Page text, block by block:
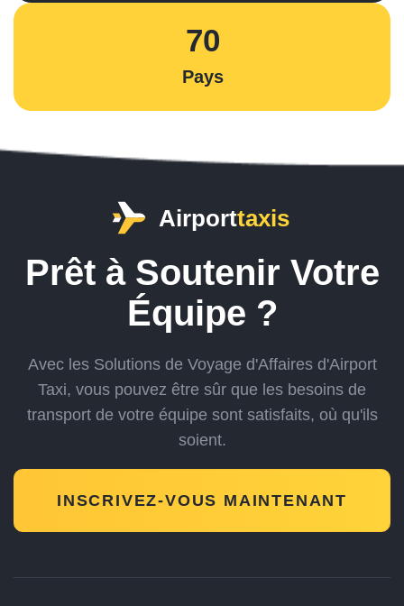
70
Pays
Airporttaxis
Prêt à Soutenir Votre
Équipe ?
Avec les Solutions de Voyage d'Affaires d'Airport
Taxi, vous pouvez être sûr que les besoins de
transport de votre équipe sont satisfaits, où qu'ils
soient.
INSCRIVEZ-VOUS MAINTENANT